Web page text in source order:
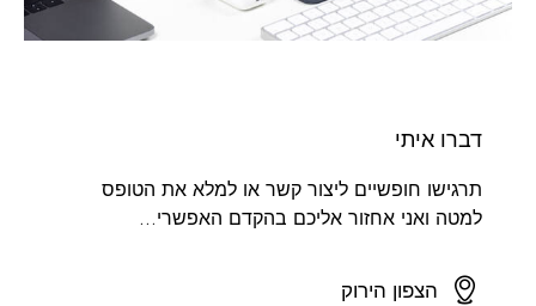
דברו איתי
תרגישו חופשיים ליצור קשר או למלא את הטופס
למטה ואני אחזור אליכם בהקדם האפשרי...
הצפון הירוק